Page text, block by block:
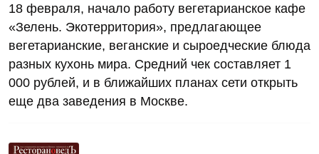
18 февраля, начало работу вегетарианское кафе
«Зелень. Экотерритория», предлагающее
вегетарианские, веганские и сыроедческие блюда
разных кухонь мира. Средний чек составляет 1
000 рублей, и в ближайших планах сети открыть
еще два заведения в Москве.